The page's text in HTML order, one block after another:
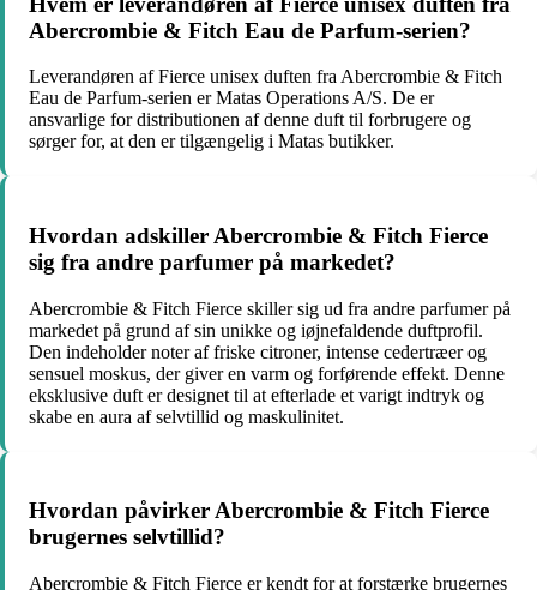
Abercrombie & Fitch Eau de Parfum-serien?
Leverandøren af Fierce unisex duften fra Abercrombie & Fitch
Eau de Parfum-serien er Matas Operations A/S. De er
ansvarlige for distributionen af denne duft til forbrugere og
sørger for, at den er tilgængelig i Matas butikker.
Hvordan adskiller Abercrombie & Fitch Fierce
sig fra andre parfumer på markedet?
Abercrombie & Fitch Fierce skiller sig ud fra andre parfumer på
markedet på grund af sin unikke og iøjnefaldende duftprofil.
Den indeholder noter af friske citroner, intense cedertræer og
sensuel moskus, der giver en varm og forførende effekt. Denne
eksklusive duft er designet til at efterlade et varigt indtryk og
skabe en aura af selvtillid og maskulinitet.
Hvordan påvirker Abercrombie & Fitch Fierce
brugernes selvtillid?
Abercrombie & Fitch Fierce er kendt for at forstærke brugernes